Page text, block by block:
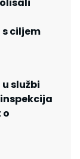
ciljem
službi
o